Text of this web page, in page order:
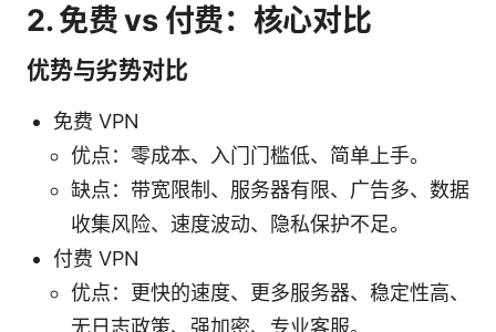
2. 免费 vs 付费：核心对比
优势与劣势对比
免费 VPN
优点：零成本、入门门槛低、简单上手。
缺点：带宽限制、服务器有限、广告多、数据
收集风险、速度波动、隐私保护不足。
付费 VPN
优点：更快的速度、更多服务器、稳定性高、
无日志政策、强加密、专业客服。